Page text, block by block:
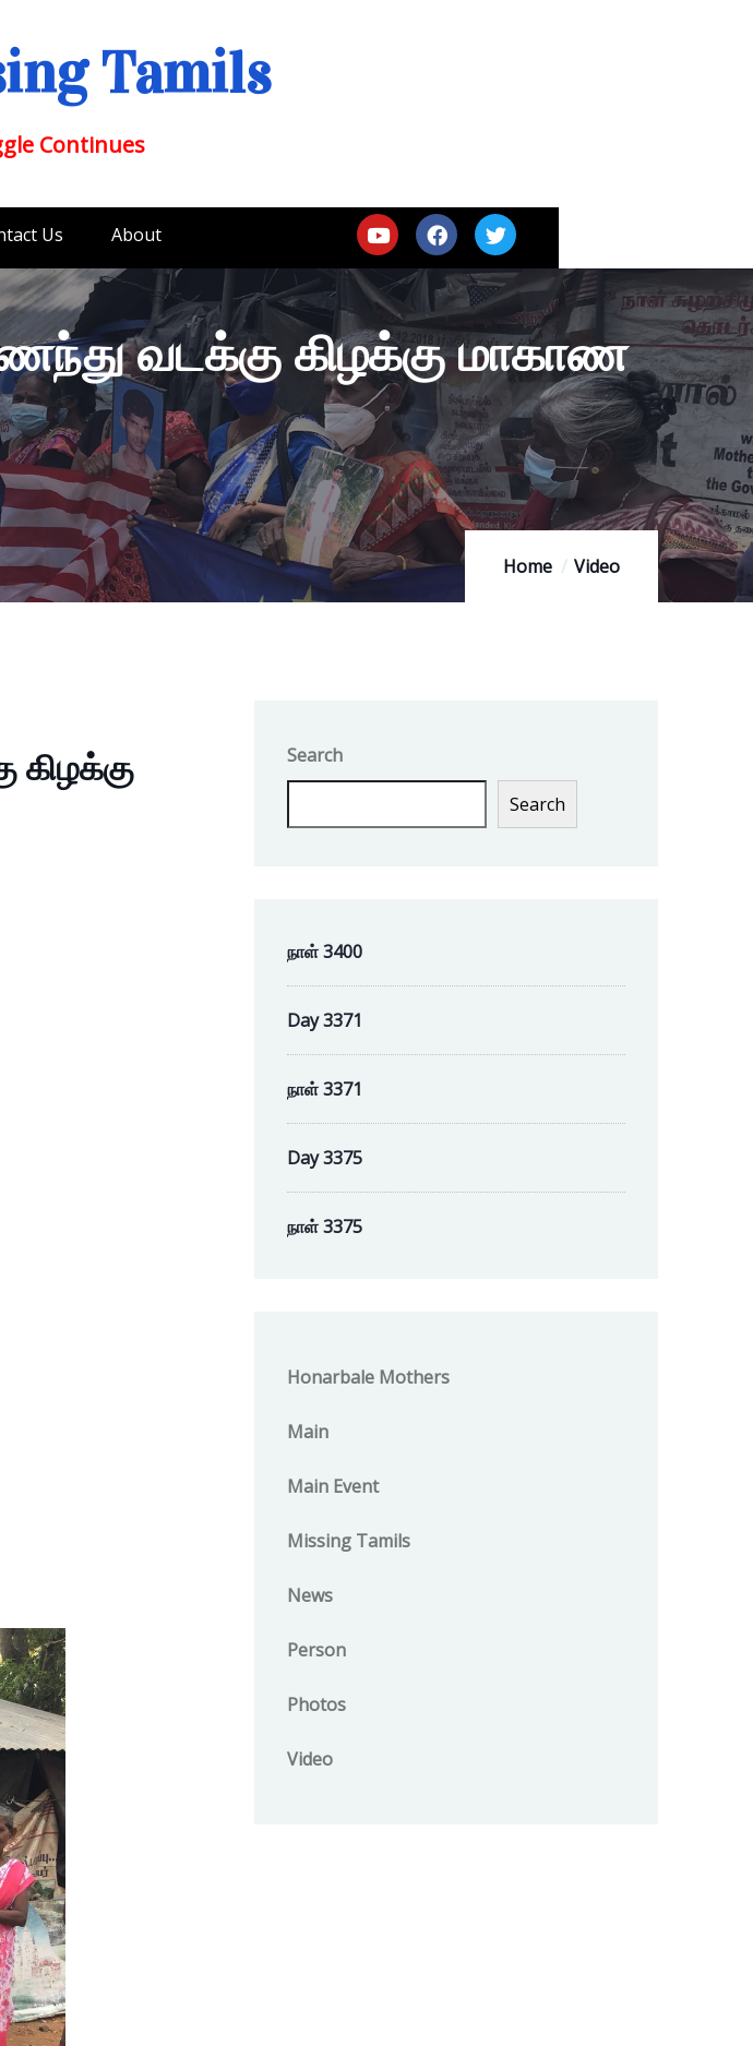
Tamils
Continues
Us About
வடக்கு கிழக்கு மாகாண
Home Video
கிழக்கு Search
Search
நாள் 3400
Day 3371
நாள் 3371
Day 3375
நாள் 3375
Honarbale Mothers
Main
Main Event
Missing Tamils
News
Person
Photos
Video